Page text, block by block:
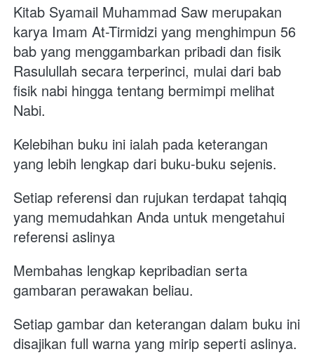
Kitab Syamail Muhammad Saw merupakan
karya Imam At-Tirmidzi yang menghimpun 56
bab yang menggambarkan pribadi dan fisik
Rasulullah secara terperinci, mulai dari bab
fisik nabi hingga tentang bermimpi melihat
Nabi.
Kelebihan buku ini ialah pada keterangan
yang lebih lengkap dari buku-buku sejenis.
Setiap referensi dan rujukan terdapat tahqiq
yang memudahkan Anda untuk mengetahui
referensi aslinya
Membahas lengkap kepribadian serta
gambaran perawakan beliau.
Setiap gambar dan keterangan dalam buku ini
disajikan full warna yang mirip seperti aslinya.